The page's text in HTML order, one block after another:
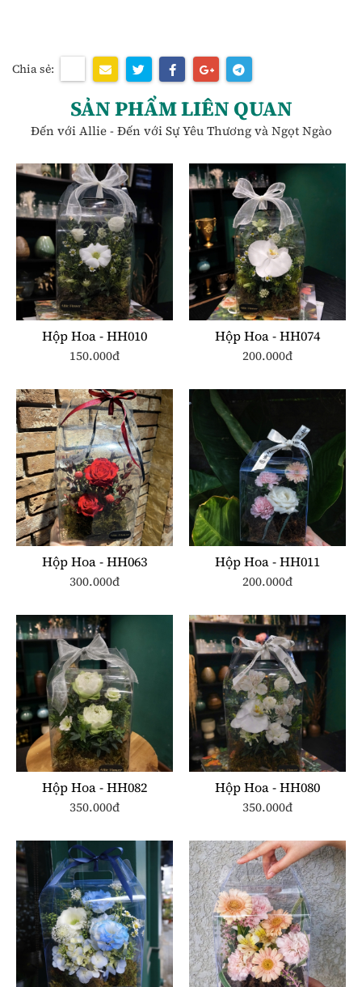
Chia sẻ:
SẢN PHẨM LIÊN QUAN
Đến với Allie - Đến với Sự Yêu Thương và Ngọt Ngào
Hộp Hoa - HH010
150.000đ
Hộp Hoa - HH074
200.000đ
Hộp Hoa - HH063
300.000đ
Hộp Hoa - HH011
200.000đ
Hộp Hoa - HH082
350.000đ
Hộp Hoa - HH080
350.000đ